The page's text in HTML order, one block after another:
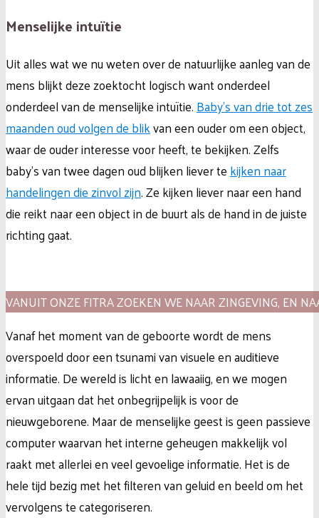
Menselijke intuïtie
Uit alles wat we nu weten over de natuurlijke aanleg van de
mens blijkt deze zoektocht logisch want onderdeel
onderdeel van de menselijke intuïtie. Baby’s van drie tot zes
maanden oud volgen de blikvan een ouder om een object,
waar de ouder interesse voor heeft, te bekijken. Zelfs
baby’s van twee dagen oud blijken liever tekijken naar
handelingen die zinvol zijn. Ze kijken liever naar een hand
die reikt naar een object in de buurt als de hand in de juiste
richting gaat.
VANUIT ONZE FITRA ZOEKEN WE NAAR ZINGEVING, EN
Vanaf het moment van de geboorte wordt de mens
overspoeld door een tsunami van visuele en auditieve
informatie. De wereld is licht en lawaaiig, en we mogen
ervan uitgaan dat het onbegrijpelijk is voor de
nieuwgeborene. Maar de menselijke geest is geen passieve
computer waarvan het interne geheugen makkelijk vol
raakt met allerlei en veel gevoelige informatie. Het is de
hele tijd bezig met het filteren van geluid en beeld om het
vervolgens te categoriseren.